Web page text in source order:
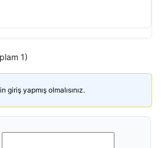
1)
yapmış olmalısınız.